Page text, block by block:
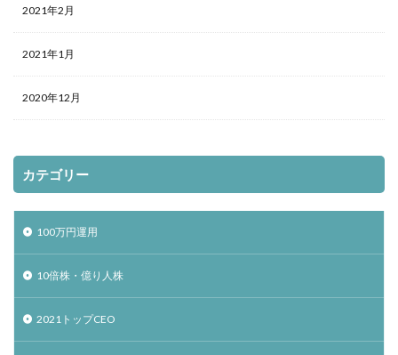
2021年2月
2021年1月
2020年12月
カテゴリー
100万円運用
10倍株・億り人株
2021トップCEO